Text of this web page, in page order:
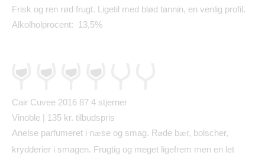
Frisk og ren rød frugt. Ligetil med blød tannin, en venlig profil.
Alkolholprocent: 13,5%
Cair Cuvee 2016 87 4 stjerner
Vinoble | 135 kr. tilbudspris
Anelse parfumeret i næse og smag. Røde bær, bolscher,
krydderier i smagen. Frugtig og meget ligefrem men en let